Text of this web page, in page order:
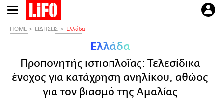
Παράκαμψη
προς
HOME ΕΙΔΗΣΕΙΣ Ελλάδα
Ελλάδα
Προπονητής ιστιοπλοΐας: Τελεσίδικα
ένοχος για κατάχρηση ανηλίκου, αθώος
για τον βιασμό της Αμαλίας